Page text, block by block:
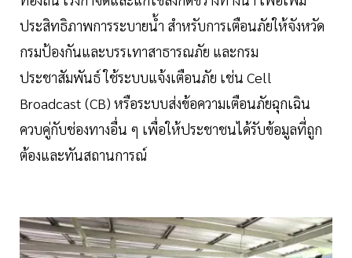
ประสิทธิภาพการระบายน้ำ สำหรับการเตือนภัยให้จังหวัด
กรมป้องกันและบรรเทาสาธารณภัย และกรม
ประชาสัมพันธ์ ใช้ระบบแจ้งเตือนภัย เช่น Cell
Broadcast (CB) หรือระบบส่งข้อความเตือนภัยฉุกเฉิน
ควบคู่กับช่องทางอื่น ๆ เพื่อให้ประชาชนได้รับข้อมูลที่ถูก
ต้องและทันสถานการณ์